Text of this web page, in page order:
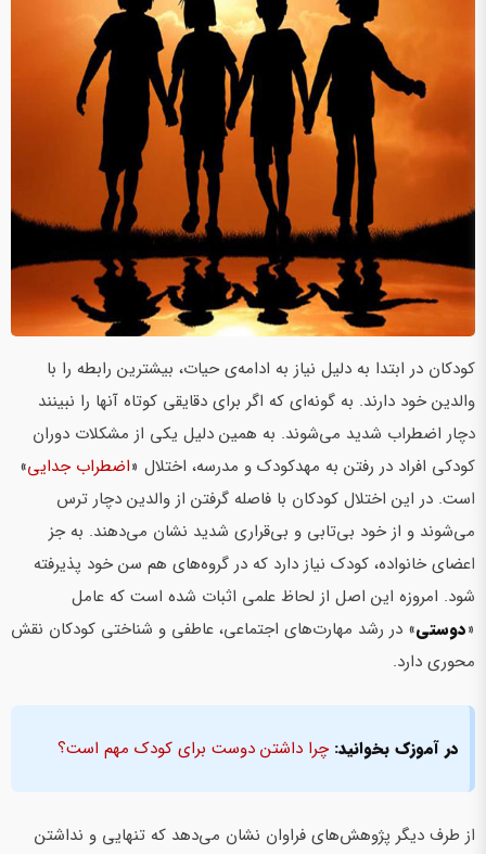
کودکان در ابتدا به دلیل نیاز به ادامه‌ی حیات، بیشترین رابطه را با
والدین خود دارند. به گونه‌ای که اگر برای دقایقی کوتاه آن­ها را نبینند
دچار اضطراب شدید می‌شوند. به همین دلیل یکی از مشکلات دوران
کودکی افراد در رفتن به مهدکودک و مدرسه، اختلال «اضطراب جدایی»
است. در این اختلال کودکان با فاصله گرفتن از والدین دچار ترس
می‌شوند و از خود بی­‌تابی و بی‌­قراری شدید نشان می‌­دهند. به جز
اعضای خانواده، کودک نیاز دارد که در گروه‌های هم سن خود پذیرفته
شود. امروزه این اصل از لحاظ علمی اثبات شده است که عامل
«دوستی» در رشد مهارت­‌های اجتماعی، عاطفی و شناختی کودکان نقش
محوری دارد.
در آموزک بخوانید:چرا داشتن دوست برای کودک مهم است؟
از طرف دیگر پژوهش‌های فراوان نشان می‌دهد که تنهایی و نداشتن